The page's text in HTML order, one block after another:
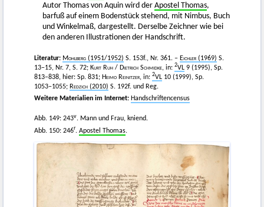
Autor Thomas von Aquin wird der Apostel Thomas,
barfuß auf einem Bodenstück stehend, mit Nimbus, Buch
und Winkelmaß, dargestellt. Derselbe Zeichner wie bei
den anderen Illustrationen der Handschrift.
Literatur: Mohlberg (1951/1952) S. 153f., Nr. 361. – Eichler (1969) S.
13−15, Nr. 7, S. 72; Kurt Ruh / Dietrich Schmidke, in: 2VL 9 (1995), Sp.
813–838, hier: Sp. 831; Heimo Reinitzer, in: 2VL 10 (1999), Sp.
1053−1055; Redzich (2010) S. 192f. und Reg.
Weitere Materialien im Internet: Handschriftencensus
Abb. 149: 243v. Mann und Frau, kniend.
Abb. 150: 246r. Apostel Thomas.